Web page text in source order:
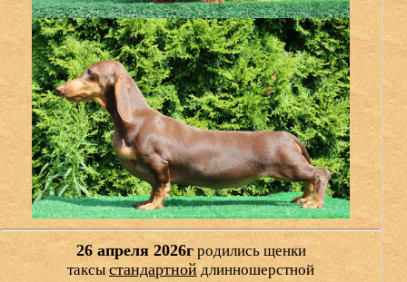
26 апреля 2026г родились щенки
таксы стандартнойдлинношерстной